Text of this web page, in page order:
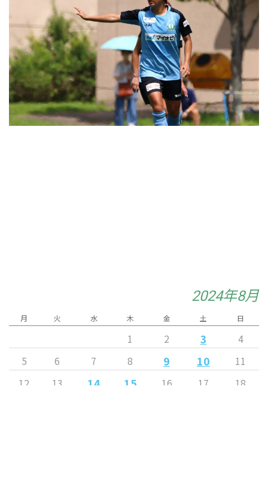
2024年8月
月 火 水 木 金 土 日
1 2 3
4
5
6 7 8 9 10
11
12
13 14 15 16 17
18